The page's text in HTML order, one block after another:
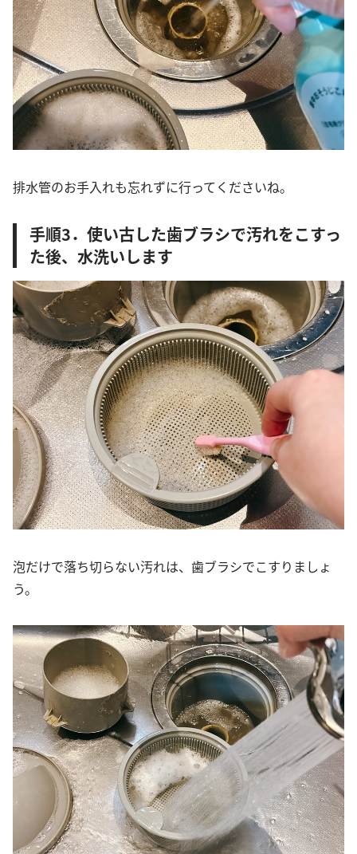
排水管のお手入れも忘れずに行ってくださいね。
手順3．使い古した歯ブラシで汚れをこすっ
た後、水洗いします
泡だけで落ち切らない汚れは、歯ブラシでこすりましょ
う。